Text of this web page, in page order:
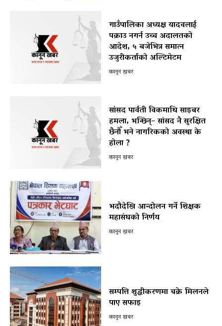
गाउँपालिका अध्यक्ष यादवलाई
पक्राउ नगर्न उच्च अदालतको
आदेश, ५ बजेभित्र समात्न
उजुरीकर्ताको अल्टिमेटम
कानून खबर
सांसद पार्वती विकमाथि साइबर
हमला, भन्छिन्– सांसद नै सुरक्षित
छैनौँ भने नागरिकको अवस्था के
होला ?
कानून खबर
भदौदेखि आन्दोलन गर्ने शिक्षक
महासंघको निर्णय
कानून खबर
सम्पत्ति शुद्धीकरणमा चक्रे मिलनले
पाए सफाइ
कानून खबर